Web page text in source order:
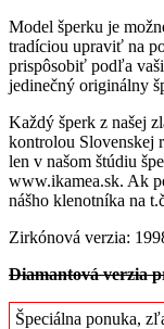
Model šperku je
tradíciou upraviť na
prispôsobiť podľa
jedinečný originálny
Každý šperk z našej
kontrolou Slovenskej
len v našom štúdiu
www.ikamea.sk. Ak
nášho klenotníka na
Zirkónová verzia:
Diamantová verzia
Špeciálna ponuka,